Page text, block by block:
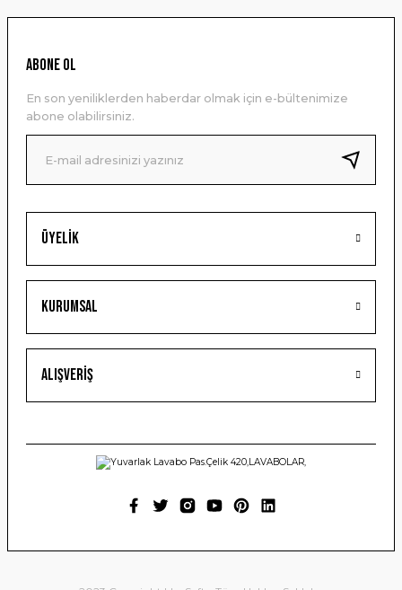
Ürün resmi kalitesiz, bozuk veya görüntülenemiyor.
Ürün bilgilerinde hatalar bulunuyor.
Ürün fiyatı diğer sitelerden daha pahalı.
Bu ürüne benzer farklı alternatifler olmalı.
Gönder
Üyelik
Kurumsal
Alışveriş
ABONE OL
En son yeniliklerden haberdar olmak için e-bültenimize
abone olabilirsiniz.